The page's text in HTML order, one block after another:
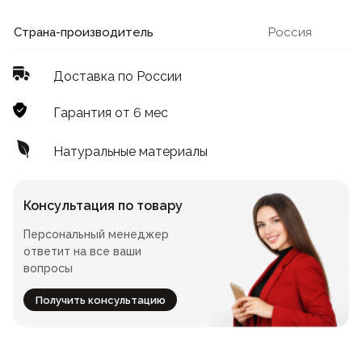
Страна-производитель Россия
Доставка по России
Гарантия от 6 мес
Натуральные материалы
Консультация по товару
Персональный менеджер
ответит на все ваши
вопросы
Получить консультацию
Квадратные
Для гостиниц
Для летнего кафе
Лофт